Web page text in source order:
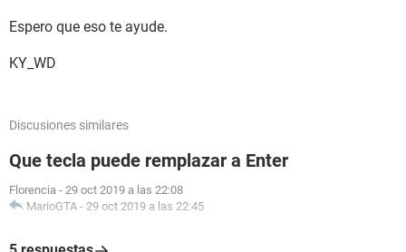
Espero que eso te ayude.
KY_WD
Discusiones similares
Que tecla puede remplazar a Enter
Florencia - 29 oct 2019 a las 22:08
MarioGTA - 29 oct 2019 a las 22:45